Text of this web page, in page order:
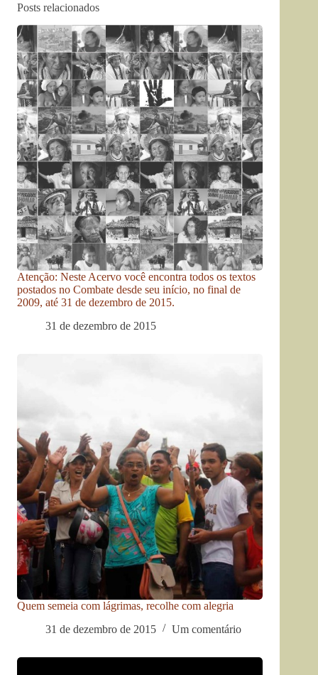
Posts relacionados
Atenção: Neste Acervo você encontra todos os textos
postados no Combate desde seu início, no final de
2009, até 31 de dezembro de 2015.
31 de dezembro de 2015
Quem semeia com lágrimas, recolhe com alegria
31 de dezembro de 2015
Um comentário